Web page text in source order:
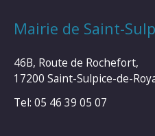
Mairie de Saint-
46B, Route de Rochefort,
17200 Saint-Sulpice-de-
Tel: 05 46 39 05 07